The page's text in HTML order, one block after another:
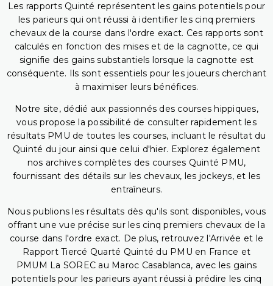
Les rapports Quinté représentent les gains potentiels pour
les parieurs qui ont réussi à identifier les cinq premiers
chevaux de la course dans l'ordre exact. Ces rapports sont
calculés en fonction des mises et de la cagnotte, ce qui
signifie des gains substantiels lorsque la cagnotte est
conséquente. Ils sont essentiels pour les joueurs cherchant
à maximiser leurs bénéfices.
Notre site, dédié aux passionnés des courses hippiques,
vous propose la possibilité de consulter rapidement les
résultats PMU de toutes les courses, incluant le résultat du
Quinté du jour ainsi que celui d'hier. Explorez également
nos archives complètes des courses Quinté PMU,
fournissant des détails sur les chevaux, les jockeys, et les
entraîneurs.
Nous publions les résultats dès qu'ils sont disponibles, vous
offrant une vue précise sur les cinq premiers chevaux de la
course dans l'ordre exact. De plus, retrouvez l'Arrivée et le
Rapport Tiercé Quarté Quinté du PMU en France et
PMUM La SOREC au Maroc Casablanca, avec les gains
potentiels pour les parieurs ayant réussi à prédire les cinq